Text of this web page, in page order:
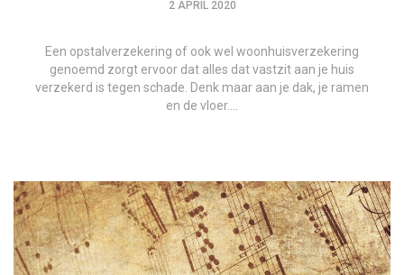
2 APRIL 2020
Een opstalverzekering of ook wel woonhuisverzekering
genoemd zorgt ervoor dat alles dat vastzit aan je huis
verzekerd is tegen schade. Denk maar aan je dak, je ramen
en de vloer….